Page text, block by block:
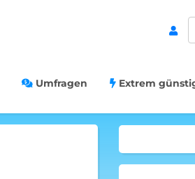
Umfragen Extrem